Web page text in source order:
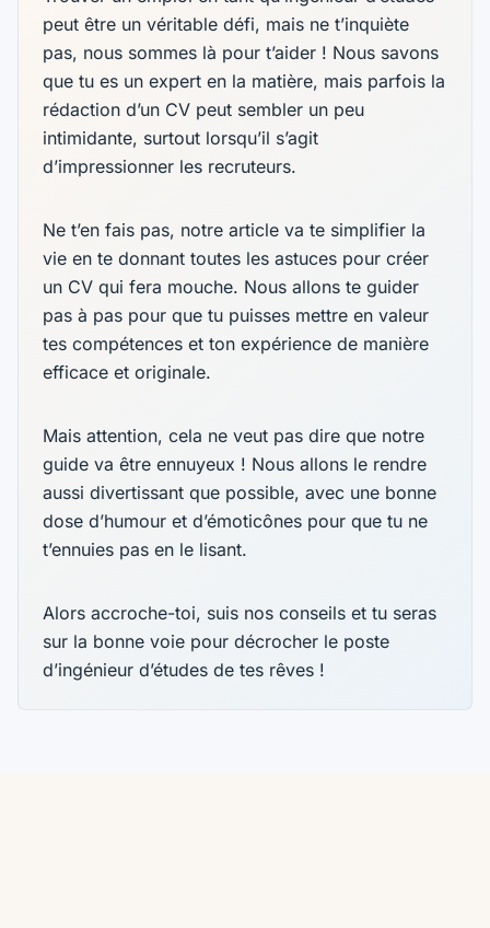
peut être un véritable défi, mais ne t’inquiète
pas, nous sommes là pour t’aider ! Nous savons
que tu es un expert en la matière, mais parfois la
rédaction d’un CV peut sembler un peu
intimidante, surtout lorsqu’il s’agit
d’impressionner les recruteurs.
Ne t’en fais pas, notre article va te simplifier la
vie en te donnant toutes les astuces pour créer
un CV qui fera mouche. Nous allons te guider
pas à pas pour que tu puisses mettre en valeur
tes compétences et ton expérience de manière
efficace et originale.
Mais attention, cela ne veut pas dire que notre
guide va être ennuyeux ! Nous allons le rendre
aussi divertissant que possible, avec une bonne
dose d’humour et d’émoticônes pour que tu ne
t’ennuies pas en le lisant.
Alors accroche-toi, suis nos conseils et tu seras
sur la bonne voie pour décrocher le poste
d’ingénieur d’études de tes rêves !